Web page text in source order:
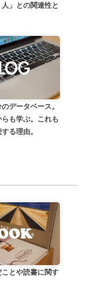
」との関連性と
データベース。
も学ぶ。これも
る理由。
とや読書に関す